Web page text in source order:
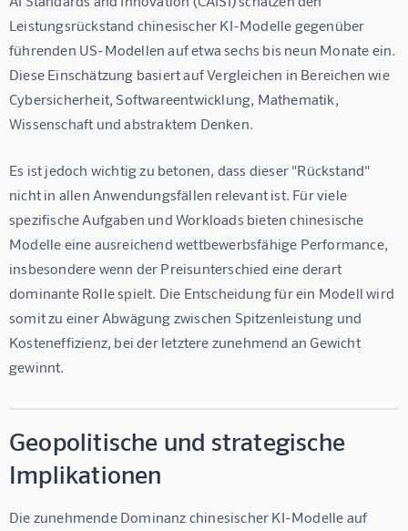
Leistungsrückstand chinesischer KI-Modelle gegenüber
führenden US-Modellen auf etwa sechs bis neun Monate ein.
Diese Einschätzung basiert auf Vergleichen in Bereichen wie
Cybersicherheit, Softwareentwicklung, Mathematik,
Wissenschaft und abstraktem Denken.
Es ist jedoch wichtig zu betonen, dass dieser "Rückstand"
nicht in allen Anwendungsfällen relevant ist. Für viele
spezifische Aufgaben und Workloads bieten chinesische
Modelle eine ausreichend wettbewerbsfähige Performance,
insbesondere wenn der Preisunterschied eine derart
dominante Rolle spielt. Die Entscheidung für ein Modell wird
somit zu einer Abwägung zwischen Spitzenleistung und
Kosteneffizienz, bei der letztere zunehmend an Gewicht
gewinnt.
Geopolitische und strategische
Implikationen
Die zunehmende Dominanz chinesischer KI-Modelle auf